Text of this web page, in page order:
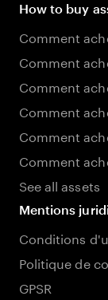
How to buy
Comment
Comment
Comment
Comment
Comment
Comment
See all assets
Mentions
Conditions
Politique de
GPSR